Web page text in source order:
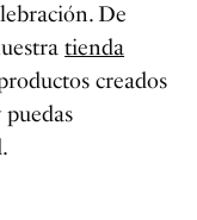
De
tienda
creados